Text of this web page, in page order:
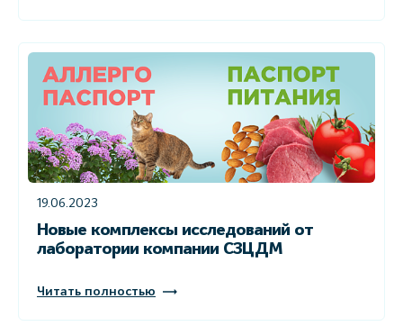
19.06.2023
Новые комплексы исследований от
лаборатории компании СЗЦДМ
Читать полностью